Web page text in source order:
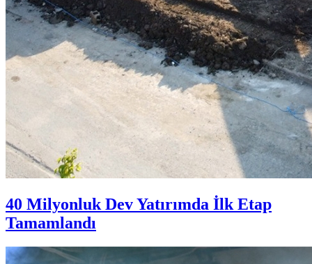
40 Milyonluk Dev Yatırımda İlk Etap
Tamamlandı